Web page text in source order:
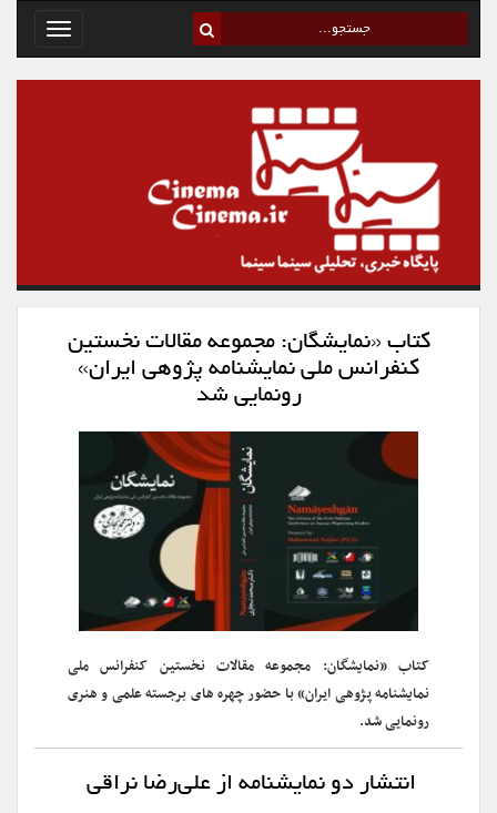
Toggle
کتاب «نمایشگان: مجموعه مقالات نخستین
کنفرانس ملی نمایشنامه پژوهی ایران»
رونمایی شد
کتاب «نمایشگان: مجموعه مقالات نخستین کنفرانس ملی
نمایشنامه پژوهی ایران» با حضور چهره های برجسته علمی و هنری
رونمایی شد.
انتشار دو نمایشنامه از علی‌رضا نراقی